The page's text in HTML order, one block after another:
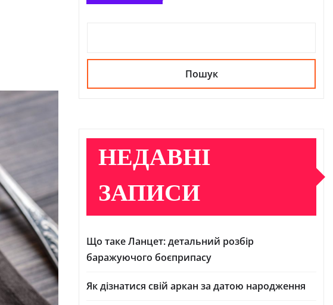
Пошук
НЕДАВНІ
ЗАПИСИ
Що таке Ланцет: детальний розбір
баражуючого боєприпасу
Як дізнатися свій аркан за датою народження